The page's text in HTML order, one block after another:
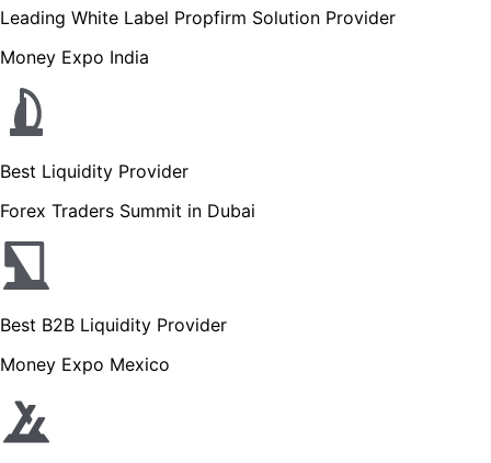
Leading White Label Propfirm Solution Provider
Money Expo India
Best Liquidity Provider
Forex Traders Summit in Dubai
Best B2B Liquidity Provider
Money Expo Mexico